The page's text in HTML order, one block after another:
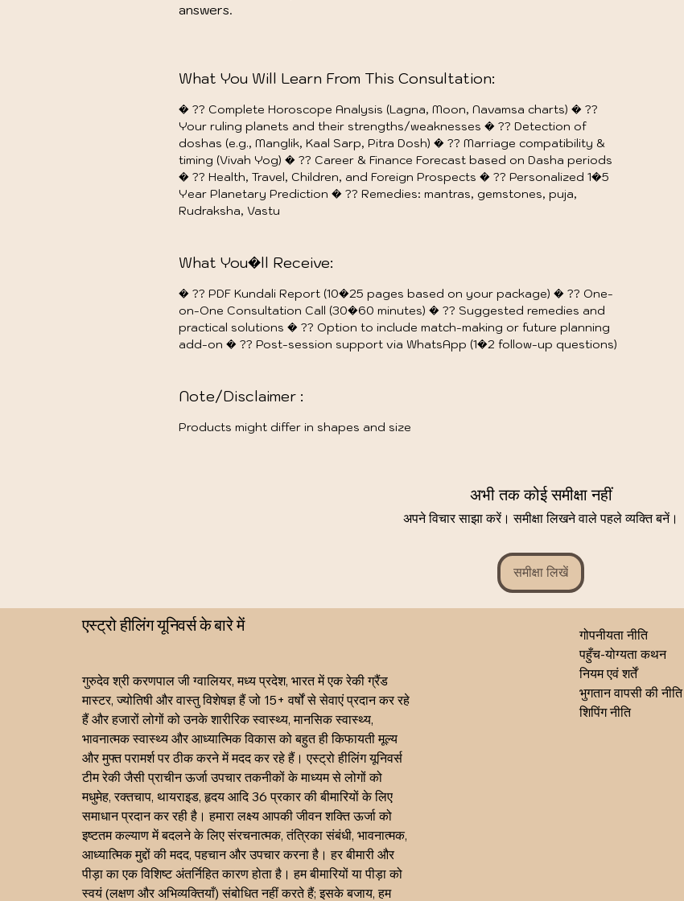
answers.
What You Will Learn From This Consultation:
� ?? Complete Horoscope Analysis (Lagna, Moon, Navamsa charts) � ??
Your ruling planets and their strengths/weaknesses � ?? Detection of
doshas (e.g., Manglik, Kaal Sarp, Pitra Dosh) � ?? Marriage compatibility &
timing (Vivah Yog) � ?? Career & Finance Forecast based on Dasha periods
� ?? Health, Travel, Children, and Foreign Prospects � ?? Personalized 1�5
Year Planetary Prediction � ?? Remedies: mantras, gemstones, puja,
Rudraksha, Vastu
What You�ll Receive:
� ?? PDF Kundali Report (10�25 pages based on your package) � ?? One-
on-One Consultation Call (30�60 minutes) � ?? Suggested remedies and
practical solutions � ?? Option to include match-making or future planning
add-on � ?? Post-session support via WhatsApp (1�2 follow-up questions)
Note/Disclaimer :
Products might differ in shapes and size
अभी तक कोई समीक्षा नहीं
अपने विचार साझा करें। समीक्षा लिखने वाले पहले व्यक्ति बनें।
समीक्षा लिखें
एस्ट्रो हीलिंग यूनिवर्स के बारे में
गुरुदेव श्री करणपाल जी ग्वालियर, मध्य प्रदेश, भारत में एक रेकी ग्रैंड
मास्टर, ज्योतिषी और वास्तु विशेषज्ञ हैं जो 15+ वर्षों से सेवाएं प्रदान कर रहे
हैं और हजारों लोगों को उनके शारीरिक स्वास्थ्य, मानसिक स्वास्थ्य,
भावनात्मक स्वास्थ्य और आध्यात्मिक विकास को बहुत ही किफायती मूल्य
और मुफ्त परामर्श पर ठीक करने में मदद कर रहे हैं। एस्ट्रो हीलिंग यूनिवर्स
टीम रेकी जैसी प्राचीन ऊर्जा उपचार तकनीकों के माध्यम से लोगों को
मधुमेह, रक्तचाप, थायराइड, हृदय आदि 36 प्रकार की बीमारियों के लिए
समाधान प्रदान कर रही है। हमारा लक्ष्य आपकी जीवन शक्ति ऊर्जा को
इष्टतम कल्याण में बदलने के लिए संरचनात्मक, तंत्रिका संबंधी, भावनात्मक,
आध्यात्मिक मुद्दों की मदद, पहचान और उपचार करना है। हर बीमारी और
पीड़ा का एक विशिष्ट अंतर्निहित कारण होता है। हम बीमारियों या पीड़ा को
स्वयं (लक्षण और अभिव्यक्तियाँ) संबोधित नहीं करते हैं; इसके बजाय, हम
गोपनीयता नीति
पहुँच-योग्यता कथन
नियम एवं शर्तें
भुगतान वापसी की नीति
शिपिंग नीति